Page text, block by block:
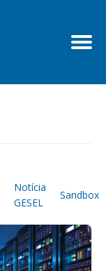
Notícia
GESEL
Sandbox